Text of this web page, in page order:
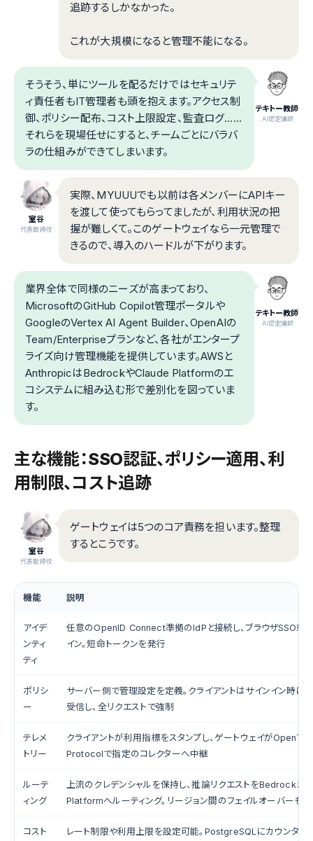
追跡するしかなかった。
これが大規模になると管理不能になる。
テキトー教師
.AI認定講師
そうそう、単にツールを配るだけではセキュリテ
ィ責任者もIT管理者も頭を抱えます。アクセス制
御、ポリシー配布、コスト上限設定、監査ログ……
それらを現場任せにすると、チームごとにバラバ
ラの仕組みができてしまいます。
室谷
代表取締役
実際、MYUUUでも以前は各メンバーにAPIキー
を渡して使ってもらってましたが、利用状況の把
握が難しくて。このゲートウェイなら一元管理で
きるので、導入のハードルが下がります。
テキトー教師
.AI認定講師
業界全体で同様のニーズが高まっており、
MicrosoftのGitHub Copilot管理ポータルや
GoogleのVertex AI Agent Builder、OpenAIの
Team/Enterpriseプランなど、各社がエンタープ
ライズ向け管理機能を提供しています。AWSと
AnthropicはBedrockやClaude Platformのエ
コシステムに組み込む形で差別化を図っていま
す。
主な機能：SSO認証、ポリシー適用、利
用制限、コスト追跡
室谷
代表取締役
ゲートウェイは5つのコア責務を担います。整理
するとこうです。
機能 説明
アイデ
ンティ
ティ
任意のOpenID Connect準拠のIdPと接続し、ブラウザSSO経
イン。短命トークンを発行
ポリシ
ー
サーバー側で管理設定を定義。クライアントはサインイン時に
受信し、全リクエストで強制
テレメ
トリー
クライアントが利用指標をスタンプし、ゲートウェイが
Protocolで指定のコレクターへ中継
ルーテ
ィング
上流のクレデンシャルを保持し、推論リクエストをBedrockま
Platformへルーティング。リージョン間のフェイルオーバーも
コスト レート制限や利用上限を設定可能。PostgreSQLにカウンター